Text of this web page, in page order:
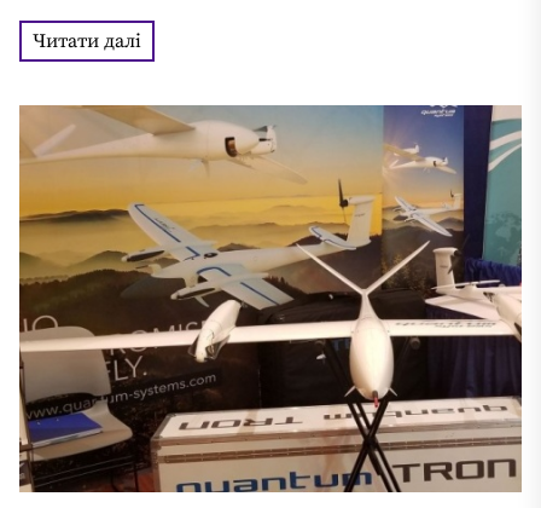
балконі мерії», - зазначила вона. За...
Читати далі